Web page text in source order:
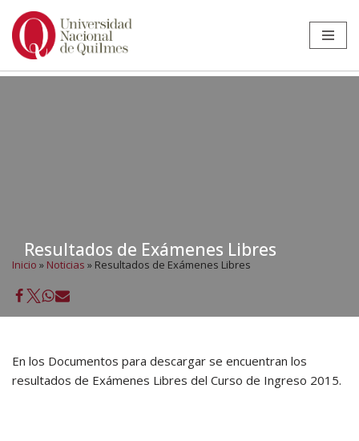
Ir
Resultados de Exámenes Libres
Inicio » Noticias » Resultados de Exámenes Libres
En los Documentos para descargar se encuentran los
resultados de Exámenes Libres del Curso de Ingreso 2015.